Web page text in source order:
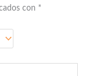
con *